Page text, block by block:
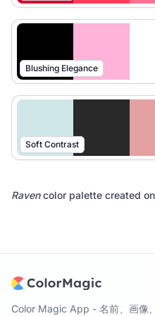
Blushing Elegance
Soft Contrast
Ravencolor palette created on
Color Magic App - 名前、画像